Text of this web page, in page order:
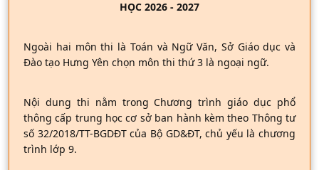
HỌC 2026 - 2027
Ngoài hai môn thi là Toán và Ngữ Văn, Sở Giáo dục và
Đào tạo Hưng Yên chọn môn thi thứ 3 là ngoại ngữ.
Nội dung thi nằm trong Chương trình giáo dục phổ
thông cấp trung học cơ sở ban hành kèm theo Thông tư
số 32/2018/TT-BGDĐT của Bộ GD&ĐT, chủ yếu là chương
trình lớp 9.